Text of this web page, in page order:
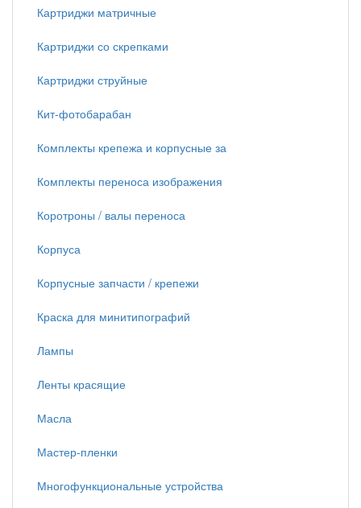
Картриджи матричные
Картриджи со скрепками
Картриджи струйные
Кит-фотобарабан
Комплекты крепежа и корпусные за
Комплекты переноса изображения
Коротроны / валы переноса
Корпуса
Корпусные запчасти / крепежи
Краска для минитипографий
Лампы
Ленты красящие
Масла
Мастер-пленки
Многофункциональные устройства